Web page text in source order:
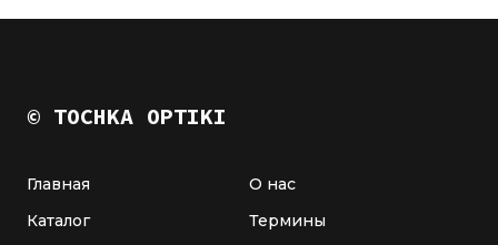
© TOCHKA OPTIKI
Главная
Каталог
О нас
Термины